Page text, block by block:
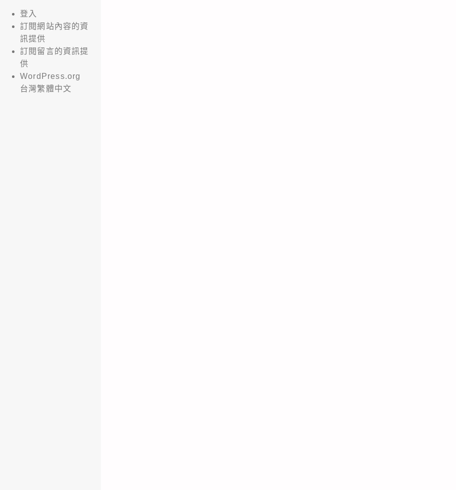
登入
訂閱網站內容的資
訊提供
訂閱留言的資訊提
供
WordPress.org
台灣繁體中文